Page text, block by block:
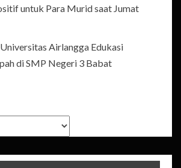
untuk Para Murid saat Jumat
Airlangga Edukasi
di SMP Negeri 3 Babat